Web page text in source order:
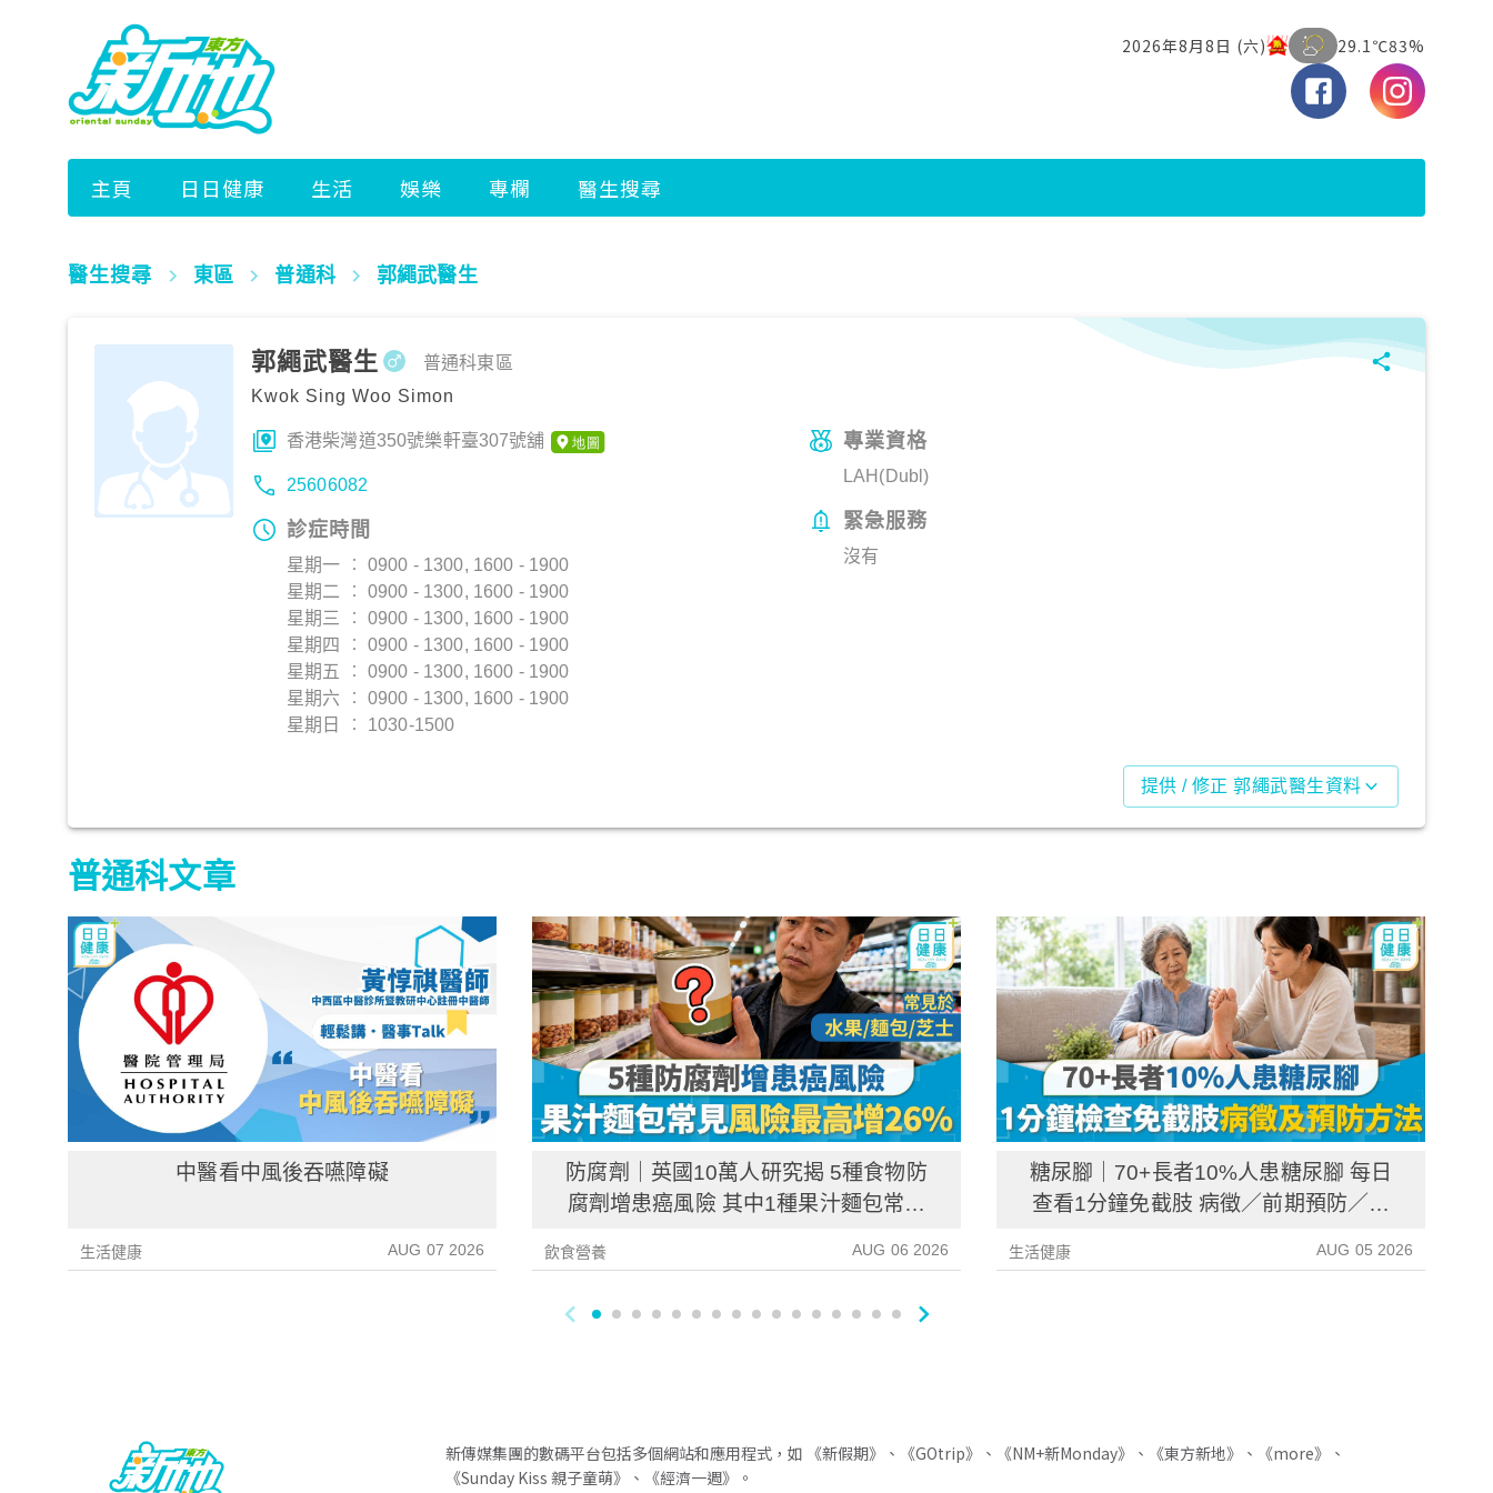
醫生搜尋 東區 普通科 郭繩武醫生
郭繩武醫生
Kwok Sing Woo Simon
普通科東區
香港柴灣道350號樂軒臺307號舖
25606082
診症時間
星期一 ︰ 0900 - 1300, 1600 - 1900
星期二 ︰ 0900 - 1300, 1600 - 1900
星期三 ︰ 0900 - 1300, 1600 - 1900
星期四 ︰ 0900 - 1300, 1600 - 1900
星期五 ︰ 0900 - 1300, 1600 - 1900
星期六 ︰ 0900 - 1300, 1600 - 1900
星期日 ︰ 1030-1500
專業資格
LAH(Dubl)
緊急服務
沒有
提供 / 修正 郭繩武醫生資料
普通科文章
中醫看中風後吞嚥障礙
生活健康 AUG 07 2026
防腐劑｜英國10萬人研究揭 5種食物防
腐劑增患癌風險 其中1種果汁麵包常見
飲食營養 AUG 06 2026
糖尿腳｜70+長者10%人患糖尿腳 每日
查看1分鐘免截肢 病徵／前期預防／病
生活健康 AUG 05 2026